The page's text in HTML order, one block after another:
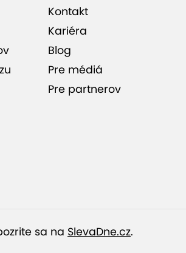
Kontakt
Kariéra
Blog
Pre médiá
Pre partnerov
sa na SlevaDne.cz.